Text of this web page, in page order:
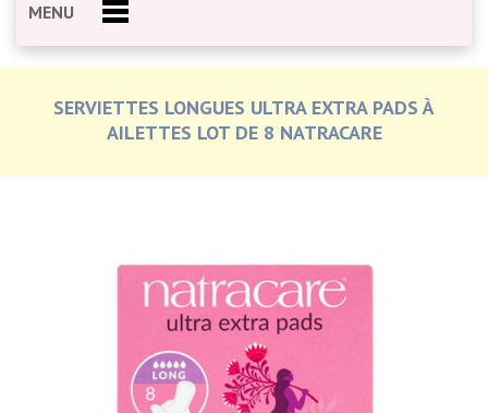
MENU
SERVIETTES LONGUES ULTRA EXTRA PADS À
AILETTES LOT DE 8 NATRACARE